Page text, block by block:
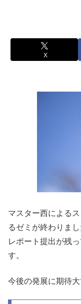
X
マスター西による
るゼミが終わりまし
レポート提出が残
す。
今後の発展に期待大